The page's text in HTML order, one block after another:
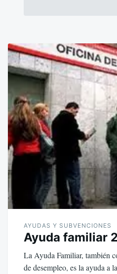
AYUDAS Y SUBVENCIONES
Ayuda familiar
La Ayuda Familiar, también
de desempleo, es la ayuda a